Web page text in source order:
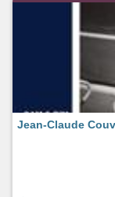
Jean-Claude